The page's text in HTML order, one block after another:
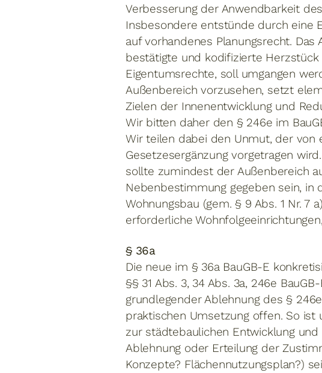
Verbesserung der Anwendbarkeit
Insbesondere entstünde durch eine
auf vorhandenes Planungsrecht.
bestätigte und kodifizierte
Eigentumsrechte, soll umgangen
Außenbereich vorzusehen, setzt
Zielen der Innenentwicklung und
Wir bitten daher den § 246e im
Wir teilen dabei den Unmut, der von
Gesetzesergänzung vorgetragen
sollte zumindest der Außenbereich
Nebenbestimmung gegeben sein,
Wohnungsbau (gem. § 9 Abs. 1 Nr. 7
erforderliche
§ 36a
Die neue im § 36a BauGB-E
§§ 31 Abs. 3, 34 Abs. 3a, 246e
grundlegender Ablehnung des §
praktischen Umsetzung offen. So ist
zur städtebaulichen Entwicklung
Ablehnung oder Erteilung der
Konzepte? Flächennutzungsplan?)